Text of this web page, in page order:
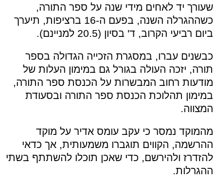
שעורך יד לאחים מידי שנה על ספר התורה,
כשההגרלה השנה, בפעם ה-16 ברציפות, תיערך
ביום רביעי הקרוב, ד' בסיון (20.5 למניינם).
כבשנים עברו, במסגרת הזכייה הגדולה בספר
תורה, יזכה העולה בגורל גם במימון העלות של
מודעות רחוב המבשרות על הכנסת ספר התורה,
במימון תהלוכת הכנסת ספר התורה ובסעודת
המצווה.
מהמוקד נמסר כי עקב עומס אדיר על מוקד
ההרשמה, הקווים תוגברו משמעותית, אך כדאי
להזדרז ולהירשם, כדי שאכן תוכלו להשתתף בשתי
ההגרלות.